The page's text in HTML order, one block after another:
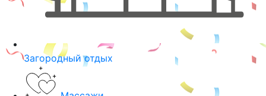
Загородный отдых